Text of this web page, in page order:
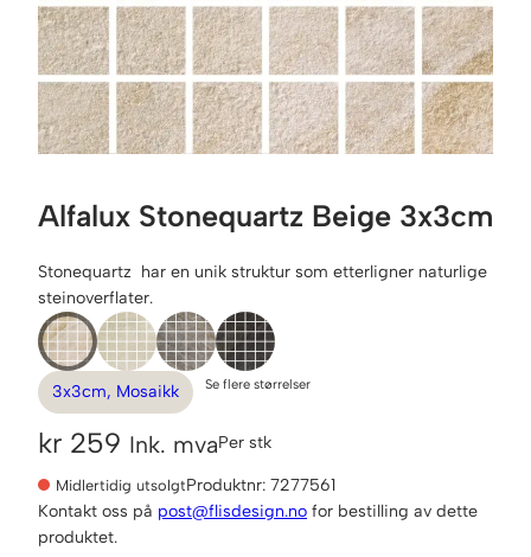
Alfalux Stonequartz Beige 3x3cm
Stonequartz har en unik struktur som etterligner naturlige
steinoverflater.
3x3cm, Mosaikk Se flere størrelser
kr 259 Ink. mvaPer stk
Midlertidig utsolgtProduktnr: 7277561
Kontakt oss på post@flisdesign.no for bestilling av dette
produktet.